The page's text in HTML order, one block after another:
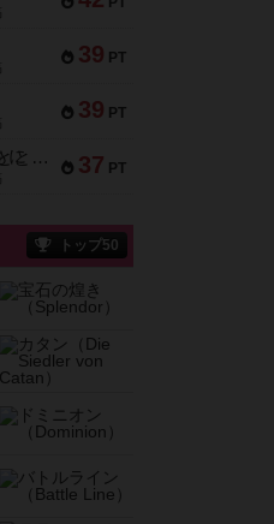
39 PT
39 PT
37 PT
フリップ７：復讐心とともに
トップ50